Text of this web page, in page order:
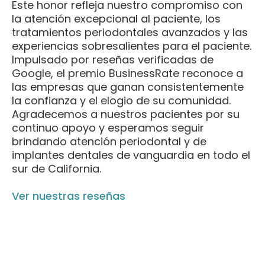
Este honor refleja nuestro compromiso con
la atención excepcional al paciente, los
tratamientos periodontales avanzados y las
experiencias sobresalientes para el paciente.
Impulsado por reseñas verificadas de
Google, el premio BusinessRate reconoce a
las empresas que ganan consistentemente
la confianza y el elogio de su comunidad.
Agradecemos a nuestros pacientes por su
continuo apoyo y esperamos seguir
brindando atención periodontal y de
implantes dentales de vanguardia en todo el
sur de California.
Ver nuestras reseñas